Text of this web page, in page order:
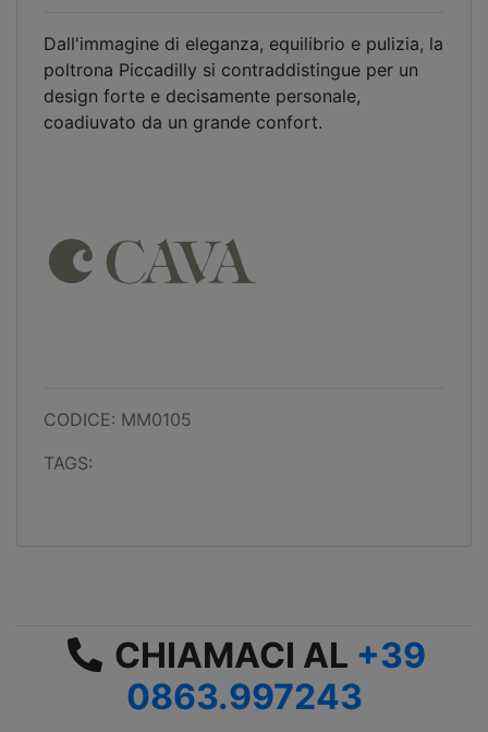
Dall'immagine di eleganza, equilibrio e pulizia, la
poltrona Piccadilly si contraddistingue per un
design forte e decisamente personale,
coadiuvato da un grande confort.
CODICE: MM0105
TAGS:
CHIAMACI AL +39
0863.997243